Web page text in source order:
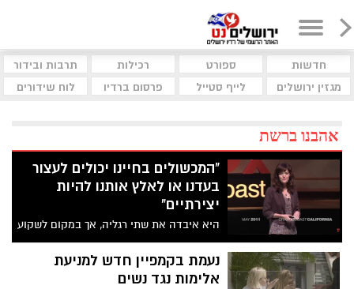
חדשות ספורט רכילות
תרבות ובידור
מגזין ירושלים
לייף סטייל פרסום ברדיו לוח שידורים
אהבנו ברשת
"המכשולים בחיינו יכולים לעצור
בעדנו או לאלץ אותנו להיות
יצירתיים"
היא איבדה את שתי רגליה, אך במקום לשקוע
ברחמים עצמיים היא החליטה לחיות את חייה
במלואם: צפו בהרצאתה מעוררת ההשראה
של איימי פורדי
נעמת בקמפיין חדש למניעת
אלימות נגד נשים